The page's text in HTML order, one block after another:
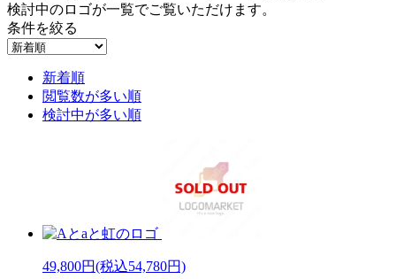
検討中のロゴが一覧でご覧いただけます。
条件を絞る
新着順
閲覧数が多い順
検討中が多い順
49,800円(税込54,780円)